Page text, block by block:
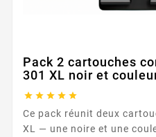
Pack 2 cartouches
301 XL noir et
    
Ce pack réunit deux cartouches compatibles
XL — une noire et une couleur — pour des impressions